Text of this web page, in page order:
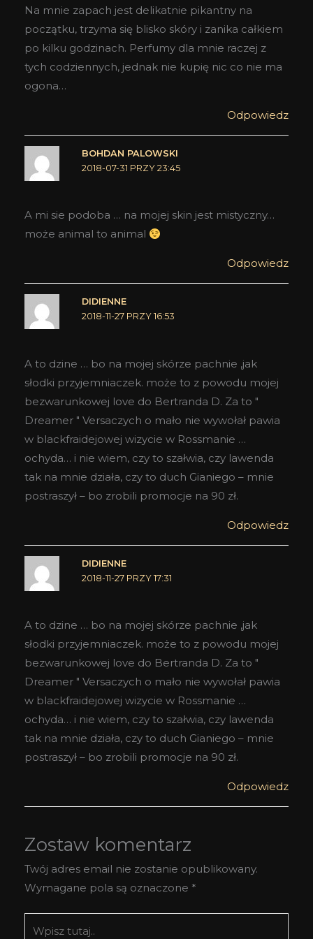
Na mnie zapach jest delikatnie pikantny na
początku, trzyma się blisko skóry i zanika całkiem
po kilku godzinach. Perfumy dla mnie raczej z
tych codziennych, jednak nie kupię nic co nie ma
ogona…
Odpowiedz
BOHDAN PALOWSKI
2018-07-31 PRZY 23:45
A mi sie podoba … na mojej skin jest mistyczny…
może animal to animal
Odpowiedz
DIDIENNE
2018-11-27 PRZY 16:53
A to dzine … bo na mojej skórze pachnie ,jak
słodki przyjemniaczek. może to z powodu mojej
bezwarunkowej love do Bertranda D. Za to "
Dreamer " Versaczych o mało nie wywołał pawia
w blackfraidejowej wizycie w Rossmanie …
ochyda… i nie wiem, czy to szałwia, czy lawenda
tak na mnie działa, czy to duch Gianiego – mnie
postraszył – bo zrobili promocje na 90 zł.
Odpowiedz
DIDIENNE
2018-11-27 PRZY 17:31
A to dzine … bo na mojej skórze pachnie ,jak
słodki przyjemniaczek. może to z powodu mojej
bezwarunkowej love do Bertranda D. Za to "
Dreamer " Versaczych o mało nie wywołał pawia
w blackfraidejowej wizycie w Rossmanie …
ochyda… i nie wiem, czy to szałwia, czy lawenda
tak na mnie działa, czy to duch Gianiego – mnie
postraszył – bo zrobili promocje na 90 zł.
Odpowiedz
Zostaw komentarz
Twój adres email nie zostanie opublikowany.
Wymagane pola są oznaczone *